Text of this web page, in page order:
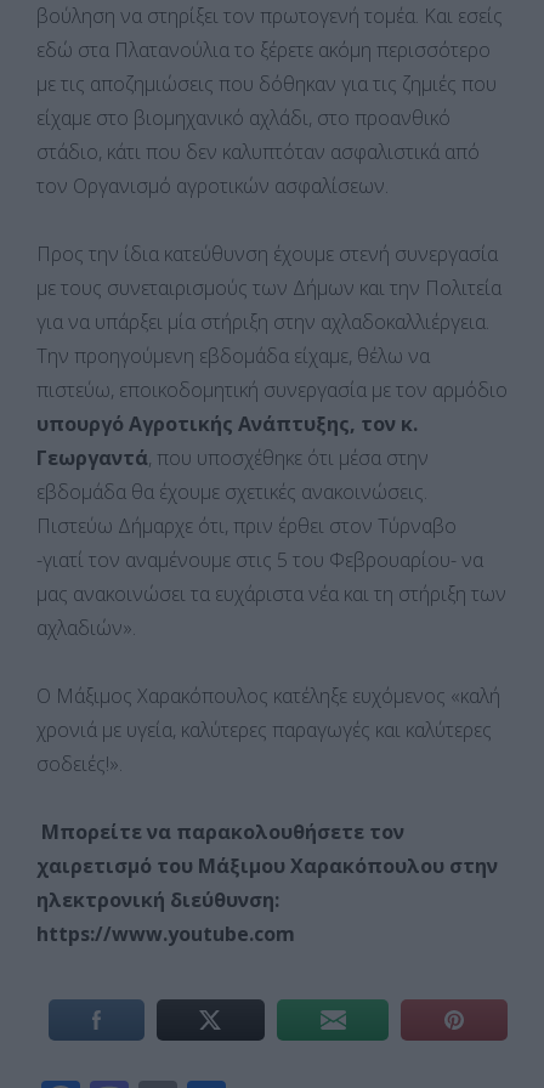
βούληση να στηρίξει τον πρωτογενή τομέα. Και εσείς
εδώ στα Πλατανούλια το ξέρετε ακόμη περισσότερο
με τις αποζημιώσεις που δόθηκαν για τις ζημιές που
είχαμε στο βιομηχανικό αχλάδι, στο προανθικό
στάδιο, κάτι που δεν καλυπτόταν ασφαλιστικά από
τον Οργανισμό αγροτικών ασφαλίσεων.
Προς την ίδια κατεύθυνση έχουμε στενή συνεργασία
με τους συνεταιρισμούς των Δήμων και την Πολιτεία
για να υπάρξει μία στήριξη στην αχλαδοκαλλιέργεια.
Την προηγούμενη εβδομάδα είχαμε, θέλω να
πιστεύω, εποικοδομητική συνεργασία με τον αρμόδιο
υπουργό Αγροτικής Ανάπτυξης, τον κ.
Γεωργαντά, που υποσχέθηκε ότι μέσα στην
εβδομάδα θα έχουμε σχετικές ανακοινώσεις.
Πιστεύω Δήμαρχε ότι, πριν έρθει στον Τύρναβο
-γιατί τον αναμένουμε στις 5 του Φεβρουαρίου- να
μας ανακοινώσει τα ευχάριστα νέα και τη στήριξη των
αχλαδιών».
Ο Μάξιμος Χαρακόπουλος κατέληξε ευχόμενος «καλή
χρονιά με υγεία, καλύτερες παραγωγές και καλύτερες
σοδειές!».
Μπορείτε να παρακολουθήσετε τον
χαιρετισμό του Μάξιμου Χαρακόπουλου στην
ηλεκτρονική διεύθυνση:
https://www.youtube.com